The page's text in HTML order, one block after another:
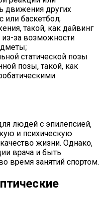
движения других
или баскетбол;
такой, как дайвинг
за возможности
статической позы
позы, такой, как
людей с эпилепсией,
и психическую
жизни. Однако,
врача и быть
время занятий спортом.